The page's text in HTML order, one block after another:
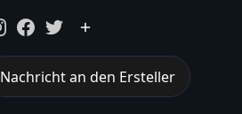
Nachricht an den Ersteller